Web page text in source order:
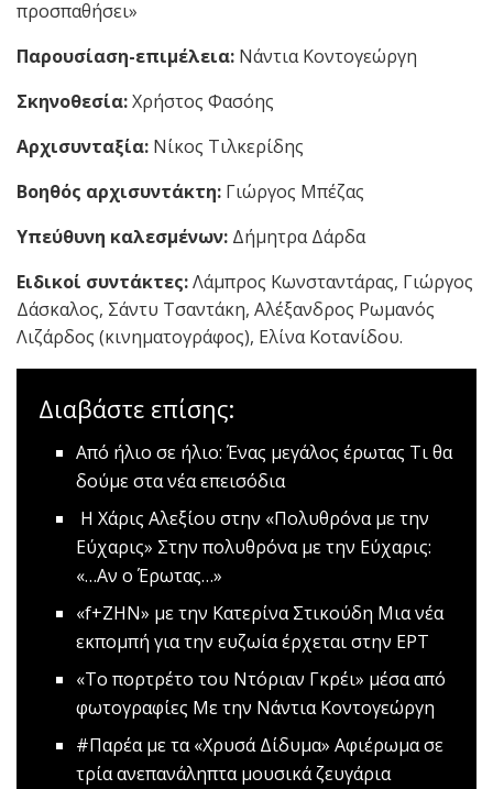
προσπαθήσει»
Παρουσίαση-επιμέλεια: Νάντια Κοντογεώργη
Σκηνοθεσία:Χρήστος Φασόης
Αρχισυνταξία: Νίκος Τιλκερίδης
Βοηθός αρχισυντάκτη: Γιώργος Μπέζας
Υπεύθυνη καλεσμένων: Δήμητρα Δάρδα
Ειδικοί συντάκτες:Λάμπρος Κωνσταντάρας, Γιώργος
Δάσκαλος, Σάντυ Τσαντάκη, Αλέξανδρος Ρωμανός
Λιζάρδος (κινηματογράφος), Ελίνα Κοτανίδου.
Διαβάστε επίσης:
Από ήλιο σε ήλιο: Ένας μεγάλος έρωτας Τι θα
δούμε στα νέα επεισόδια
Η Χάρις Αλεξίου στην «Πολυθρόνα με την
Εύχαρις» Στην πολυθρόνα με την Εύχαρις:
«…Αν ο Έρωτας…»
«f+ΖΗΝ» με την Κατερίνα Στικούδη Μια νέα
εκπομπή για την ευζωία έρχεται στην ΕΡΤ
«Το πορτρέτο του Ντόριαν Γκρέι» μέσα από
φωτογραφίες Με την Νάντια Κοντογεώργη
#Παρέα με τα «Χρυσά Δίδυμα» Αφιέρωμα σε
τρία ανεπανάληπτα μουσικά ζευγάρια